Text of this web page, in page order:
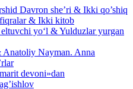
Davron she’ri & Ikki qo’shiq
fiqralar & Ikki kitob
yo‘l & Yulduzlar yurgan
Anatoliy Nayman. Anna
devoni»dan